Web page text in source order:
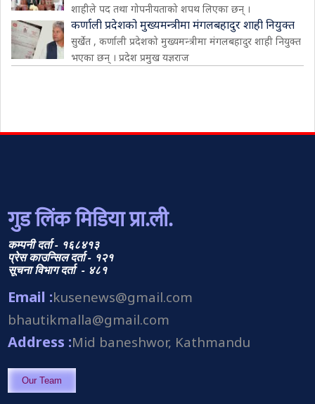
शाहीले पद तथा गोपनीयताको शपथ लिएका छन् ।
कर्णाली प्रदेशको मुख्यमन्त्रीमा मंगलबहादुर शाही नियुक्त
सुर्खेत , कर्णाली प्रदेशको मुख्यमन्त्रीमा मंगलबहादुर शाही नियुक्त
भएका छन् । प्रदेश प्रमुख यज्ञराज
गुड लिंक मिडिया प्रा.ली.
कम्पनी दर्ता - १६८४१३
प्रेस काउन्सिल दर्ता - १२१
सूचना विभाग दर्ता - ४८१
Email :kusenews@gmail.com
bhautikmalla@gmail.com
Address :Mid baneshwor, Kathmandu
Our Team